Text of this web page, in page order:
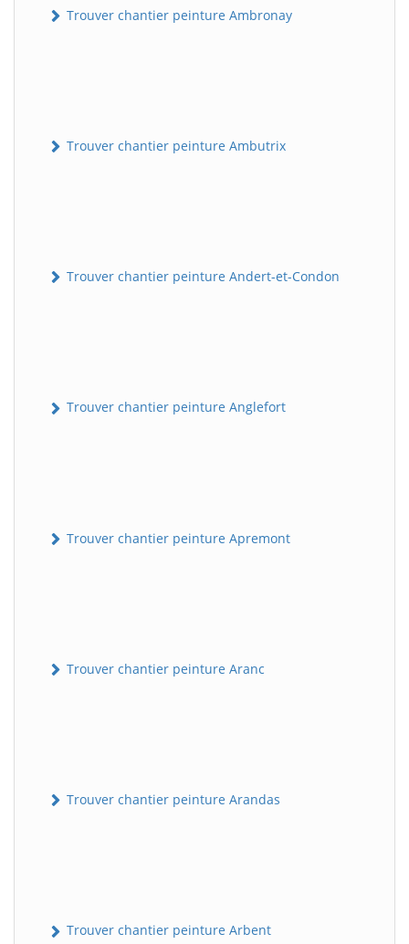
Trouver chantier peinture Ambronay
Trouver chantier peinture Ambutrix
Trouver chantier peinture Andert-et-Condon
Trouver chantier peinture Anglefort
Trouver chantier peinture Apremont
Trouver chantier peinture Aranc
Trouver chantier peinture Arandas
Trouver chantier peinture Arbent